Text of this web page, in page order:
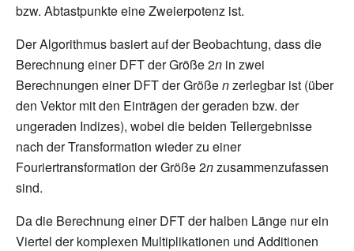
bzw. Abtastpunkte eine Zweierpotenz ist.
Der Algorithmus basiert auf der Beobachtung, dass die
Berechnung einer DFT der Größe 2n in zwei
Berechnungen einer DFT der Größenzerlegbar ist (über
den Vektor mit den Einträgen der geraden bzw. der
ungeraden Indizes), wobei die beiden Teilergebnisse
nach der Transformation wieder zu einer
Fouriertransformation der Größe 2nzusammenzufassen
sind.
Da die Berechnung einer DFT der halben Länge nur ein
Viertel der komplexen Multiplikationen und Additionen